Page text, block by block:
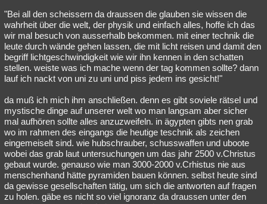
"Bei all den scheissern da draussen die glauben sie wissen die
wahrheit über die welt, der physik und einfach alles, hoffe ich das
wir mal besuch von ausserhalb bekommen. mit einer technik die
leute durch wände gehen lassen, die mit licht reisen und damit den
begriff lichtgeschwindigkeit wie wir ihn kennen in den schatten
stellen. weiste was ich mache wenn der tag kommen sollte? dann
lauf ich nackt von uni zu uni und piss jedem ins gesicht!"
da muß ich mich ihm anschließen. denn es gibt soviele rätsel und
mystische dinge auf unserer welt wo man langsam aber sicher
mal aufhören sollte alles anzuzweifeln. in ägypten gibts nen grab
wo im rahmen des eingangs die heutige teschnik als zeichen
eingemeiselt sind. wie hubschrauber, schusswaffen und uboote
wobei das grab laut untersuchungen um das jahr 2500 v.Christus
gebaut wurde. genauso wie man 3000-2000 v.Crhistus nie aus
menschenhand hätte pyramiden bauen können. selbst heute sind
da gewisse gesellschaften tätig, um sich die antworten auf fragen
zu holen. gäbe es nicht so viel ignoranz da draussen unter den